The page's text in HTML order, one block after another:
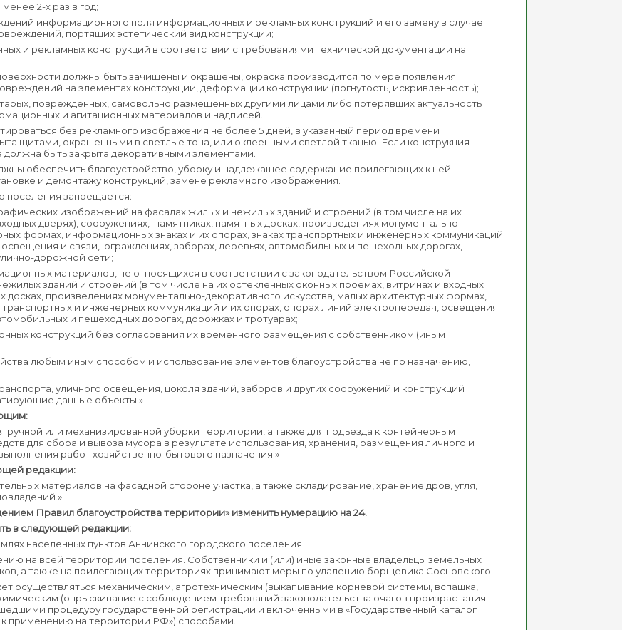
2-х раз в год;
информационного поля информационных и рекламных конструкций и его замену в случае
портящих эстетический вид конструкции;
и рекламных конструкций в соответствии с требованиями технической документации на
должны быть зачищены и окрашены, окраска производится по мере появления
на элементах конструкции, деформации конструкции (погнутость, искривленность);
поврежденных, самовольно размещенных другими лицами либо потерявших актуальность
и агитационных материалов и надписей.
без рекламного изображения не более 5 дней, в указанный период времени
щитами, окрашенными в светлые тона, или оклеенными светлой тканью. Если конструкция
должна быть закрыта декоративными элементами.
обеспечить благоустройство, уборку и надлежащее содержание прилегающих к ней
и демонтажу конструкций, замене рекламного изображения.
поселения запрещается:
изображений на фасадах жилых и нежилых зданий и строений (в том числе на их
дверях), сооружениях, памятниках, памятных досках, произведениях монументально-
формах, информационных знаках и их опорах, знаках транспортных и инженерных коммуникаций
и связи, ограждениях, заборах, деревьях, автомобильных и пешеходных дорогах,
дорожной сети;
материалов, не относящихся в соответствии с законодательством Российской
зданий и строений (в том числе на их остекленных оконных проемах, витринах и входных
досках, произведениях монументально-декоративного искусства, малых архитектурных формах,
транспортных и инженерных коммуникаций и их опорах, опорах линий электропередач, освещения
и пешеходных дорогах, дорожках и тротуарах;
конструкций без согласования их временного размещения с собственником (иным
любым иным способом и использование элементов благоустройства не по назначению,
уличного освещения, цоколя зданий, заборов и других сооружений и конструкций
данные объекты.»
ручной или механизированной уборки территории, а также для подъезда к контейнерным
для сбора и вывоза мусора в результате использования, хранения, размещения личного и
работ хозяйственно-бытового назначения.»
редакции:
материалов на фасадной стороне участка, а также складирование, хранение дров, угля,
Правил благоустройства территории» изменить нумерацию на 24.
в следующей редакции:
населенных пунктов Аннинского городского поселения
на всей территории поселения. Собственники и (или) иные законные владельцы земельных
а также на прилегающих территориях принимают меры по удалению борщевика Сосновского.
осуществляться механическим, агротехническим (выкапывание корневой системы, вспашка,
(опрыскивание с соблюдением требований законодательства очагов произрастания
процедуру государственной регистрации и включенными в «Государственный каталог
применению на территории РФ») способами.